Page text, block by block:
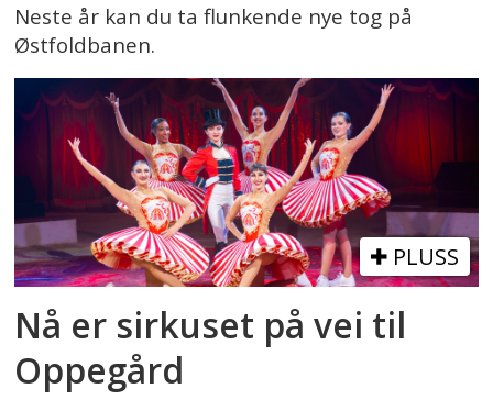
Neste år kan du ta flunkende nye tog på
Østfoldbanen.
PLUSS
Nå er sirkuset på vei til
Oppegård